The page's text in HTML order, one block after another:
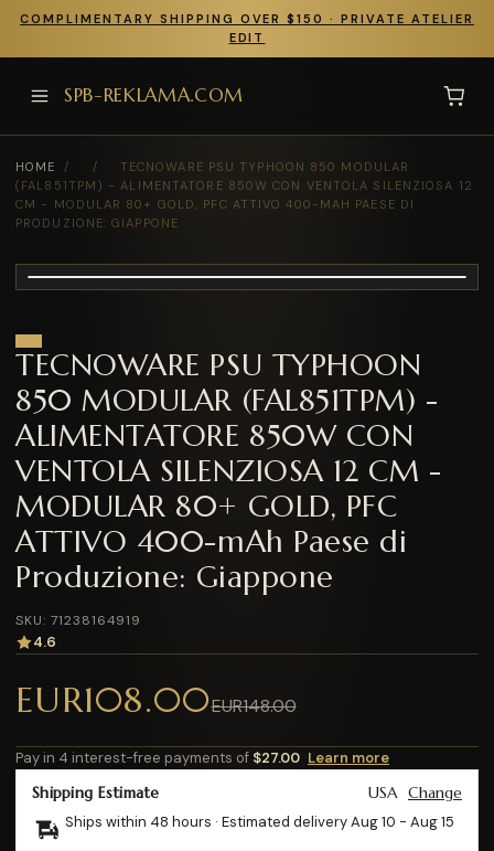
COMPLIMENTARY SHIPPING OVER $150 · PRIVATE ATELIER
EDIT
SPB-REKLAMA.COM
HOME / /
TECNOWARE PSU TYPHOON 850 MODULAR
(FAL851TPM) - ALIMENTATORE 850W CON VENTOLA SILENZIOSA 12
CM - MODULAR 80+ GOLD, PFC ATTIVO 400-MAH PAESE DI
PRODUZIONE: GIAPPONE
TECNOWARE PSU TYPHOON
850 MODULAR (FAL851TPM) -
ALIMENTATORE 850W CON
VENTOLA SILENZIOSA 12 CM -
MODULAR 80+ GOLD, PFC
ATTIVO 400-mAh Paese di
Produzione: Giappone
SKU: 71238164919
4.6
EUR108.00EUR148.00
Pay in 4 interest-free payments of $27.00 Learn more
Shipping Estimate USA Change
Ships within 48 hours · Estimated deliveryAug 10 - Aug 15